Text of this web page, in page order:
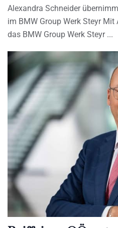
Alexandra Schneider
im BMW Group Werk Steyr
das BMW Group Werk Steyr